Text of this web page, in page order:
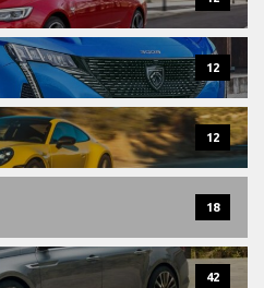
12
12
18
42